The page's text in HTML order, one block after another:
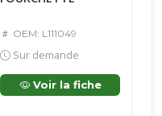
OEM: L111049
Sur demande
Voir la fiche